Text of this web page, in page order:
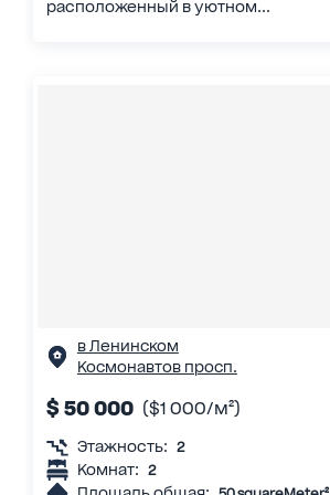
расположенный в уютном...
в Ленинском
Космонавтов просп.
$ 50 000 ($1 000/м²)
Этажность: 2
Комнат: 2